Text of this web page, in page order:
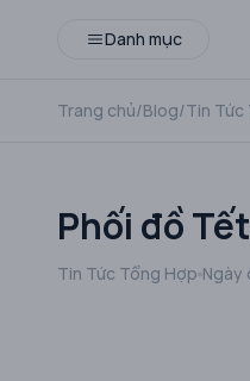
Danh mục
Trang chủ/Blog/Tin Tức
Phối đồ
Tin Tức Tổng Hợp Ngày